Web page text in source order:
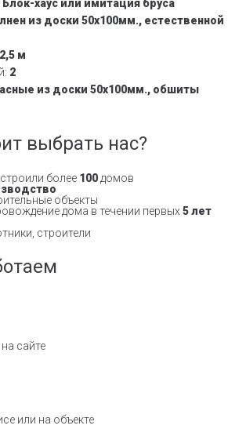
Блок-хаус или имитация бруса
из доски 50х100мм., естественной
2,5 м
2
из доски 50х100мм., обшиты
выбрать нас?
более 100 домов
объекты
дома в течении первых 5 лет
строители
сайте
или на объекте